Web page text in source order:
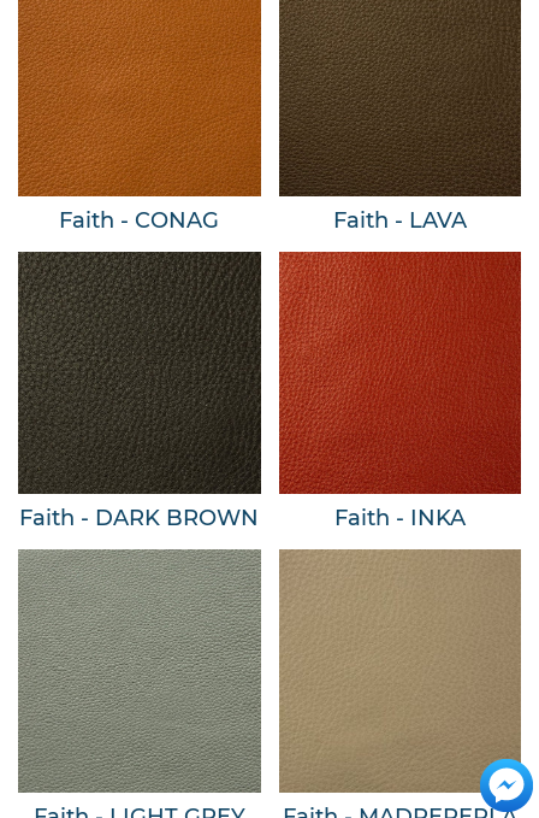
Faith - CONAG Faith - LAVA
Faith - DARK BROWN Faith - INKA